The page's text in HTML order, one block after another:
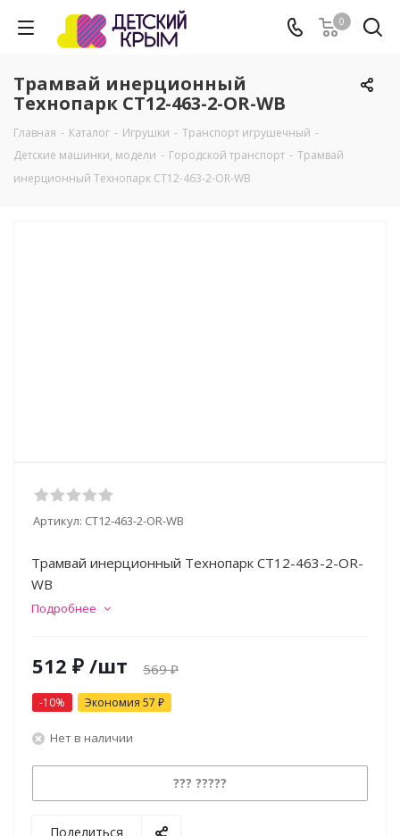
0
Трамвай инерционный
Технопарк CT12-463-2-OR-WB
Главная - Каталог - Игрушки - Транспорт игрушечный -
Детские машинки, модели - Городской транспорт - Трамвай
инерционный Технопарк CT12-463-2-OR-WB
Артикул: CT12-463-2-OR-WB
Трамвай инерционный Технопарк CT12-463-2-OR-
WB
Подробнее
512 ₽ /шт 569₽
-10% Экономия 57 ₽
Нет в наличии
??? ?????
Поделиться